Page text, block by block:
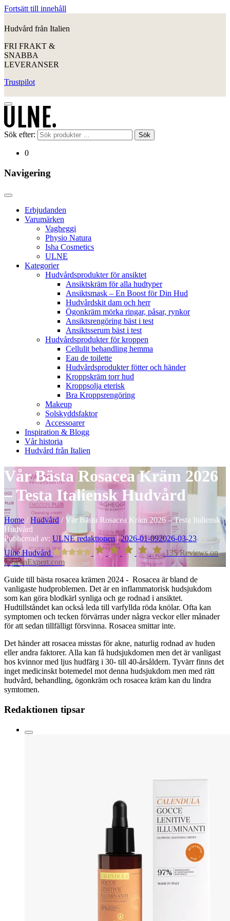
Fortsätt till innehåll
Hudvård från Italien
FRI FRAKT &
SNABBA
LEVERANSER
Trustpilot
Sök efter: Sök
0
Navigering
Erbjudanden
Varumärken
Vagheggi
Physio Natura
Isha Cosmetics
ULNE
Kategorier
Hudvårdsprodukter för ansiktet
Ansiktskräm för alla hudtyper
Ansiktsmask – En Boost för Din Hud
Hudvårdskit dam och herr
Ögonkräm mörka ringar, påsar, rynkor
Ansiktsrengöring bäst i test
Ansiktsserum bäst i test
Hudvårdsprodukter för kroppen
Cellulit behandling hemma
Eau de toilette
Hudvårdsprodukter fötter och händer
Kroppskräm torr hud
Kroppsolja eterisk
Bra Kroppsrengöring
Makeup
Solskyddsfaktor
Accessoarer
Inspiration & Blogg
Vår historia
Hudvård från Italien
Vår Bästa Rosacea Kräm 2026
– Testa Italiensk Hudvård
Home / Hudvård /Vår Bästa Rosacea Kräm 2026 – Testa Italiensk
Hudvård
Publicerad av: ULNE redaktionen|2026-01-092026-03-23
Ulne Hudvård
135Reviews on
ProvenExpert.com
Guide till bästa rosacea krämen 2024 - Rosacea är bland de
vanligaste hudproblemen. Det är en inflammatorisk hudsjukdom
som kan göra blodkärl synliga och ge rodnad i ansiktet.
Hudtillståndet kan också leda till varfyllda röda knölar. Ofta kan
symptomen och tecken förvärras under några veckor eller månader
för att sedan tillfälligt försvinna. Rosacea smittar inte.
Det händer att rosacea misstas för akne, naturlig rodnad av huden
eller andra faktorer. Alla kan få hudsjukdomen men det är vanligast
hos kvinnor med ljus hudfärg i 30- till 40-årsåldern. Tyvärr finns det
inget medicinskt botemedel mot denna hudsjukdom men med rätt
hudvård, behandling, ögonkräm och rosacea kräm kan du lindra
symtomen.
Redaktionen tipsar